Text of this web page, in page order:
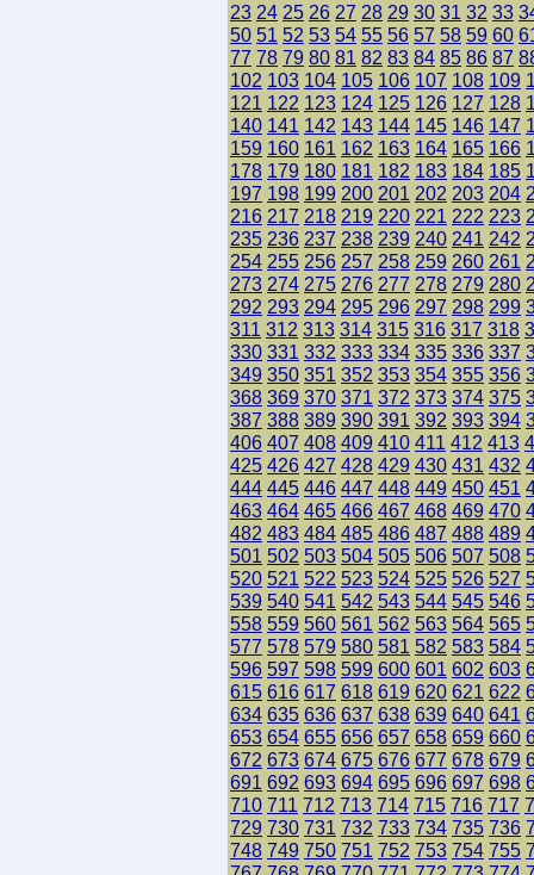
23 24 25 26 27 28 29 30 31 32 33
50 51 52 53 54 55 56 57 58 59 60
77 78 79 80 81 82 83 84 85 86 87
102 103 104 105 106 107 108 109
121 122 123 124 125 126 127 128
140 141 142 143 144 145 146 147
159 160 161 162 163 164 165 166
178 179 180 181 182 183 184 185
197 198 199 200 201 202 203 204
216 217 218 219 220 221 222 223
235 236 237 238 239 240 241 242
254 255 256 257 258 259 260 261
273 274 275 276 277 278 279 280
292 293 294 295 296 297 298 299
311 312 313 314 315 316 317 318
330 331 332 333 334 335 336 337
349 350 351 352 353 354 355 356
368 369 370 371 372 373 374 375
387 388 389 390 391 392 393 394
406 407 408 409 410 411 412 413
425 426 427 428 429 430 431 432
444 445 446 447 448 449 450 451
463 464 465 466 467 468 469 470
482 483 484 485 486 487 488 489
501 502 503 504 505 506 507 508
520 521 522 523 524 525 526 527
539 540 541 542 543 544 545 546
558 559 560 561 562 563 564 565
577 578 579 580 581 582 583 584
596 597 598 599 600 601 602 603
615 616 617 618 619 620 621 622
634 635 636 637 638 639 640 641
653 654 655 656 657 658 659 660
672 673 674 675 676 677 678 679
691 692 693 694 695 696 697 698
710 711 712 713 714 715 716 717
729 730 731 732 733 734 735 736
748 749 750 751 752 753 754 755